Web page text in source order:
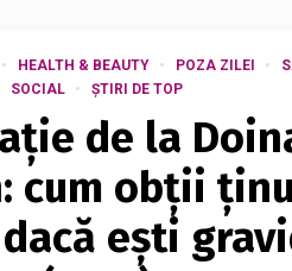
HEALTH & BEAUTY POZA ZILEI
SOCIAL
ȘTIRI DE TOP
de la
cum obții
ești